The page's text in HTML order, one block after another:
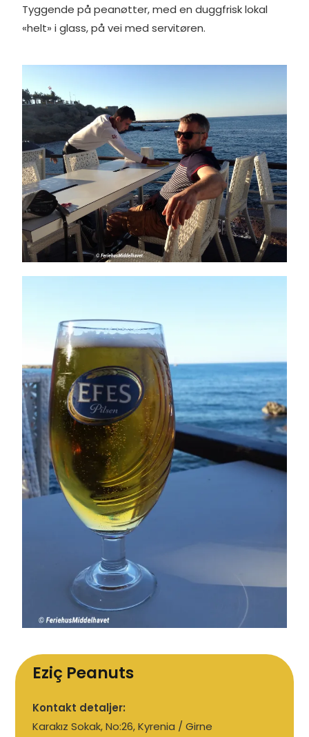
Tyggende på peanøtter, med en duggfrisk lokal
«helt» i glass, på vei med servitøren.
Eziç Peanuts
Kontakt detaljer:
Karakız Sokak, No:26, Kyrenia / Girne